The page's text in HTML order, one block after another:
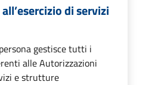
di servizi
gestisce tutti i
alle Autorizzazioni
e strutture